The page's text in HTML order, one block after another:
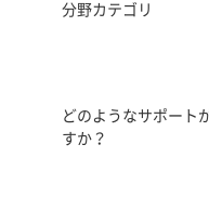
分野カテゴリ
どのようなサポート
すか？